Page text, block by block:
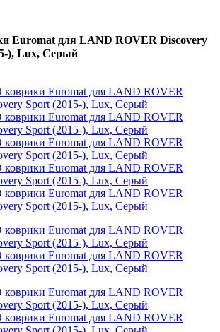
Euromat для LAND ROVER Discovery
), Lux, Серый